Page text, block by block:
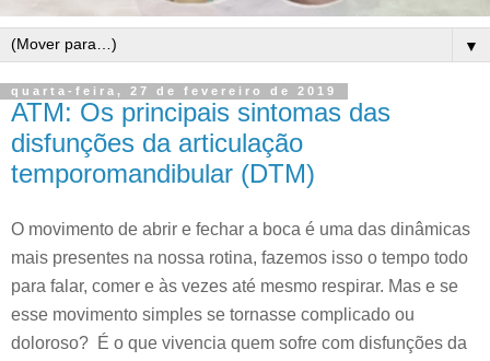
▼
quarta-feira, 27 de fevereiro de 2019
ATM: Os principais sintomas das
disfunções da articulação
temporomandibular (DTM)
O movimento de abrir e fechar a boca é uma das dinâmicas
mais presentes na nossa rotina, fazemos isso o tempo todo
para falar, comer e às vezes até mesmo respirar. Mas e se
esse movimento simples se tornasse complicado ou
doloroso? É o que vivencia quem sofre com disfunções da